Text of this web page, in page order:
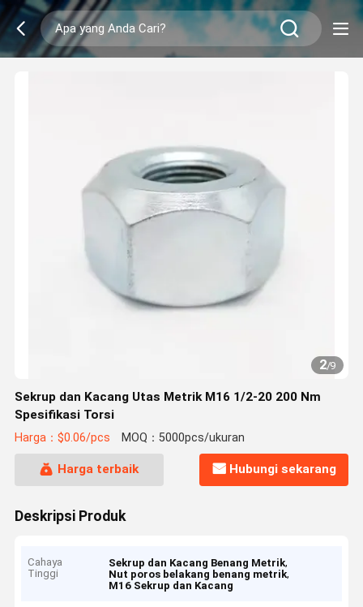
2/9
Sekrup dan Kacang Utas Metrik M16 1/2-20 200 Nm
Spesifikasi Torsi
Harga：$0.06/pcs MOQ：5000pcs/ukuran
Harga terbaik Hubungi sekarang
Deskripsi Produk
Cahaya
Tinggi
Sekrup dan Kacang Benang Metrik,
Nut poros belakang benang metrik,
M16 Sekrup dan Kacang